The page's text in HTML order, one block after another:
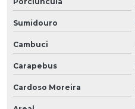
Sumidouro
Cambuci
Carapebus
Cardoso Moreira